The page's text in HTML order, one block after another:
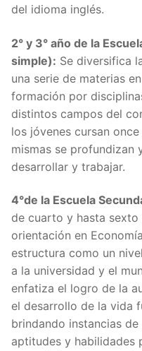
del idioma inglés.
2° y 3° año de la
simple): Se diversifica
una serie de materias
formación por
distintos campos del
los jóvenes cursan
mismas se profundizan
desarrollar y trabajar.
4°de la Escuela
de cuarto y hasta
orientación en
estructura como un
a la universidad y el
enfatiza el logro de la
el desarrollo de la vida
brindando instancias
aptitudes y habilidades